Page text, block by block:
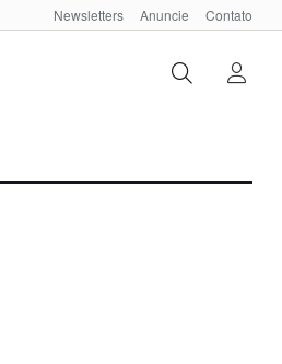
Newsletters Anuncie Contato